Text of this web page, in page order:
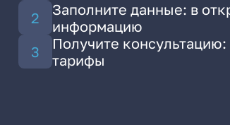
Заполните данные: в
информацию
Получите
тарифы